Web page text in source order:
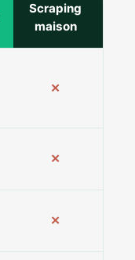
Scraping
maison
✕
✕
✕